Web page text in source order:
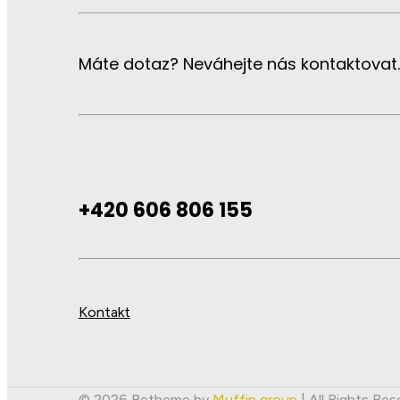
Máte dotaz? Neváhejte nás kontaktovat.
+420 606 806 155
Kontakt